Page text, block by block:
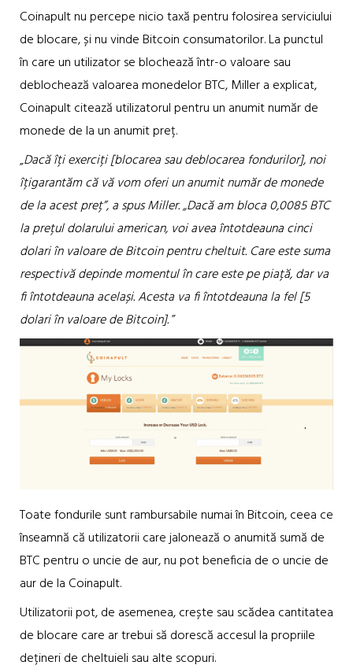
Coinapult nu percepe nicio taxă pentru folosirea serviciului
de blocare, și nu vinde Bitcoin consumatorilor. La punctul
în care un utilizator se blochează într-o valoare sau
deblochează valoarea monedelor BTC, Miller a explicat,
Coinapult citează utilizatorul pentru un anumit număr de
monede de la un anumit preț.
„Dacă îți exerciți [blocarea sau deblocarea fondurilor], noi
îțigarantăm că vă vom oferi un anumit număr de monede
de la acest preț”, a spus Miller. „Dacă am bloca 0,0085 BTC
la prețul dolarului american, voi avea întotdeauna cinci
dolari în valoare de Bitcoin pentru cheltuit. Care este suma
respectivă depinde momentul în care este pe piață, dar va
fi întotdeauna același. Acesta va fi întotdeauna la fel [5
dolari în valoare de Bitcoin].”
Toate fondurile sunt rambursabile numai în Bitcoin, ceea ce
înseamnă că utilizatorii care jalonează o anumită sumă de
BTC pentru o uncie de aur, nu pot beneficia de o uncie de
aur de la Coinapult.
Utilizatorii pot, de asemenea, crește sau scădea cantitatea
de blocare care ar trebui să dorescă accesul la propriile
dețineri de cheltuieli sau alte scopuri.